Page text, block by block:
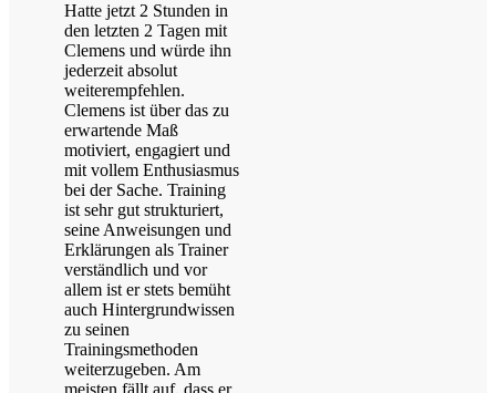
Hatte jetzt 2 Stunden in
den letzten 2 Tagen mit
Clemens und würde ihn
jederzeit absolut
weiterempfehlen.
Clemens ist über das zu
erwartende Maß
motiviert, engagiert und
mit vollem Enthusiasmus
bei der Sache. Training
ist sehr gut strukturiert,
seine Anweisungen und
Erklärungen als Trainer
verständlich und vor
allem ist er stets bemüht
auch Hintergrundwissen
zu seinen
Trainingsmethoden
weiterzugeben. Am
meisten fällt auf, dass er